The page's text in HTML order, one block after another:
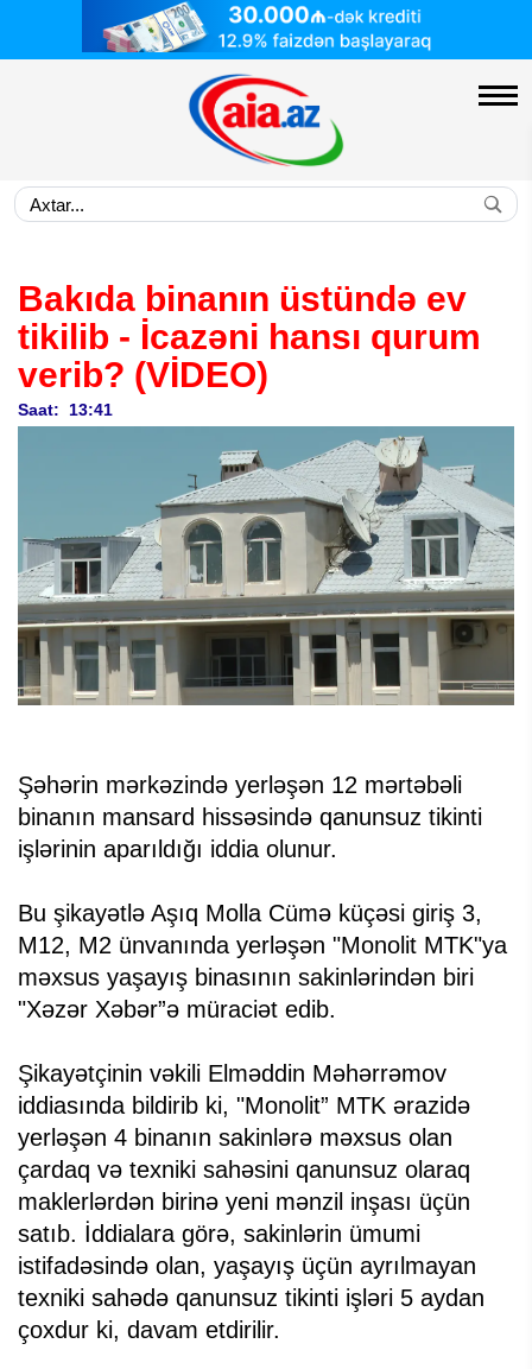
Bakıda binanın üstündə ev
tikilib - İcazəni hansı qurum
verib? (VİDEO)
Saat: 13:41
Şəhərin mərkəzində yerləşən 12 mərtəbəli
binanın mansard hissəsində qanunsuz tikinti
işlərinin aparıldığı iddia olunur.
Bu şikayətlə Aşıq Molla Cümə küçəsi giriş 3,
M12, M2 ünvanında yerləşən "Monolit MTK"ya
məxsus yaşayış binasının sakinlərindən biri
"Xəzər Xəbər”ə müraciət edib.
Şikayətçinin vəkili Elməddin Məhərrəmov
iddiasında bildirib ki, "Monolit” MTK ərazidə
yerləşən 4 binanın sakinlərə məxsus olan
çardaq və texniki sahəsini qanunsuz olaraq
maklerlərdən birinə yeni mənzil inşası üçün
satıb. İddialara görə, sakinlərin ümumi
istifadəsində olan, yaşayış üçün ayrılmayan
texniki sahədə qanunsuz tikinti işləri 5 aydan
çoxdur ki, davam etdirilir.